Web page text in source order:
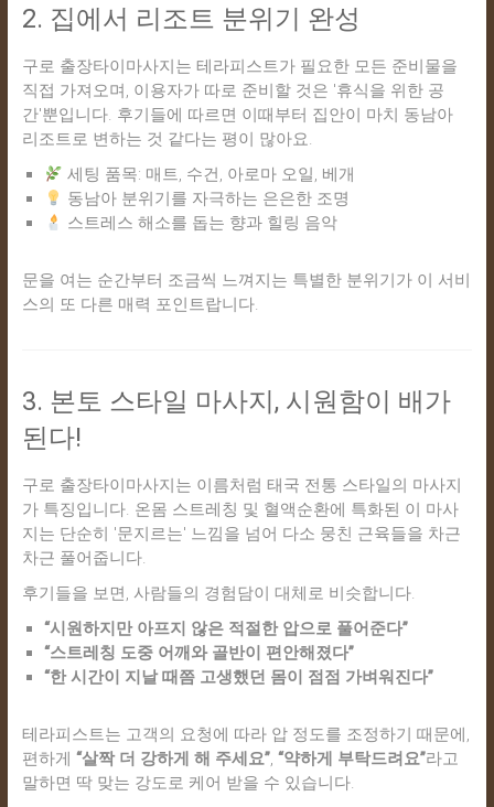
2. 집에서 리조트 분위기 완성
구로 출장타이마사지는 테라피스트가 필요한 모든 준비물을
직접 가져오며, 이용자가 따로 준비할 것은 '휴식을 위한 공
간'뿐입니다. 후기들에 따르면 이때부터 집안이 마치 동남아
리조트로 변하는 것 같다는 평이 많아요.
세팅 품목: 매트, 수건, 아로마 오일, 베개
동남아 분위기를 자극하는 은은한 조명
스트레스 해소를 돕는 향과 힐링 음악
문을 여는 순간부터 조금씩 느껴지는 특별한 분위기가 이 서비
스의 또 다른 매력 포인트랍니다.
3. 본토 스타일 마사지, 시원함이 배가
된다!
구로 출장타이마사지는 이름처럼 태국 전통 스타일의 마사지
가 특징입니다. 온몸 스트레칭 및 혈액순환에 특화된 이 마사
지는 단순히 '문지르는' 느낌을 넘어 다소 뭉친 근육들을 차근
차근 풀어줍니다.
후기들을 보면, 사람들의 경험담이 대체로 비슷합니다.
“시원하지만 아프지 않은 적절한 압으로 풀어준다”
“스트레칭 도중 어깨와 골반이 편안해졌다”
“한 시간이 지날 때쯤 고생했던 몸이 점점 가벼워진다”
테라피스트는 고객의 요청에 따라 압 정도를 조정하기 때문에,
편하게 “살짝 더 강하게 해 주세요”, “약하게 부탁드려요”라고
말하면 딱 맞는 강도로 케어 받을 수 있습니다.